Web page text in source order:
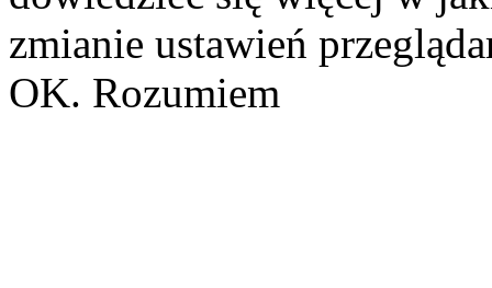
zmianie ustawień
OK. Rozumiem